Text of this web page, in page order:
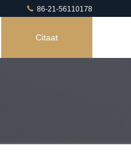
86-21-56110178
Citaat